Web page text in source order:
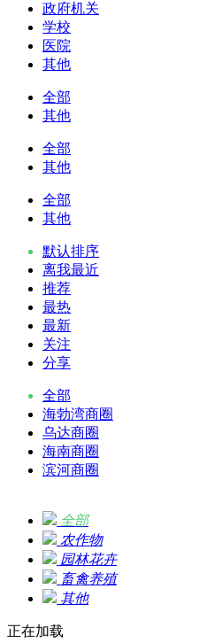
政府机关
学校
医院
其他
全部
其他
全部
其他
全部
其他
默认排序
离我最近
推荐
最热
最新
关注
分享
全部
海勃湾商圈
乌达商圈
海南商圈
滨河商圈
全部
农作物
园林花卉
畜禽养殖
其他
正在加载